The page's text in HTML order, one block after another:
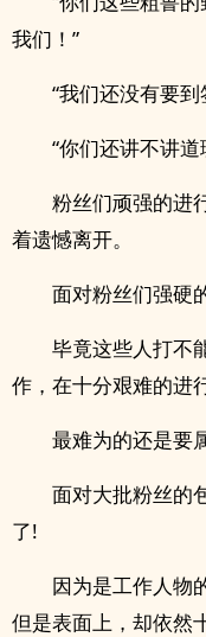
我们！”
“我们还没有要
“你们还讲不讲
粉丝们顽强的进
着遗憾离开。
面对粉丝们强硬
毕竟这些人打不
作，在十分艰难的进
最难为的还是要
面对大批粉丝的
了!
因为是工作人物
但是表面上，却依然